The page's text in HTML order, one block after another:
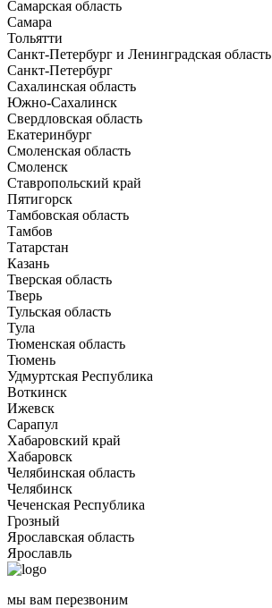
Самарская область
Самара
Тольятти
Санкт-Петербург и Ленинградская область
Санкт-Петербург
Сахалинская область
Южно-Сахалинск
Свердловская область
Екатеринбург
Смоленская область
Смоленск
Ставропольский край
Пятигорск
Тамбовская область
Тамбов
Татарстан
Казань
Тверская область
Тверь
Тульская область
Тула
Тюменская область
Тюмень
Удмуртская Республика
Воткинск
Ижевск
Сарапул
Хабаровский край
Хабаровск
Челябинская область
Челябинск
Чеченская Республика
Грозный
Ярославская область
Ярославль
мы вам перезвоним